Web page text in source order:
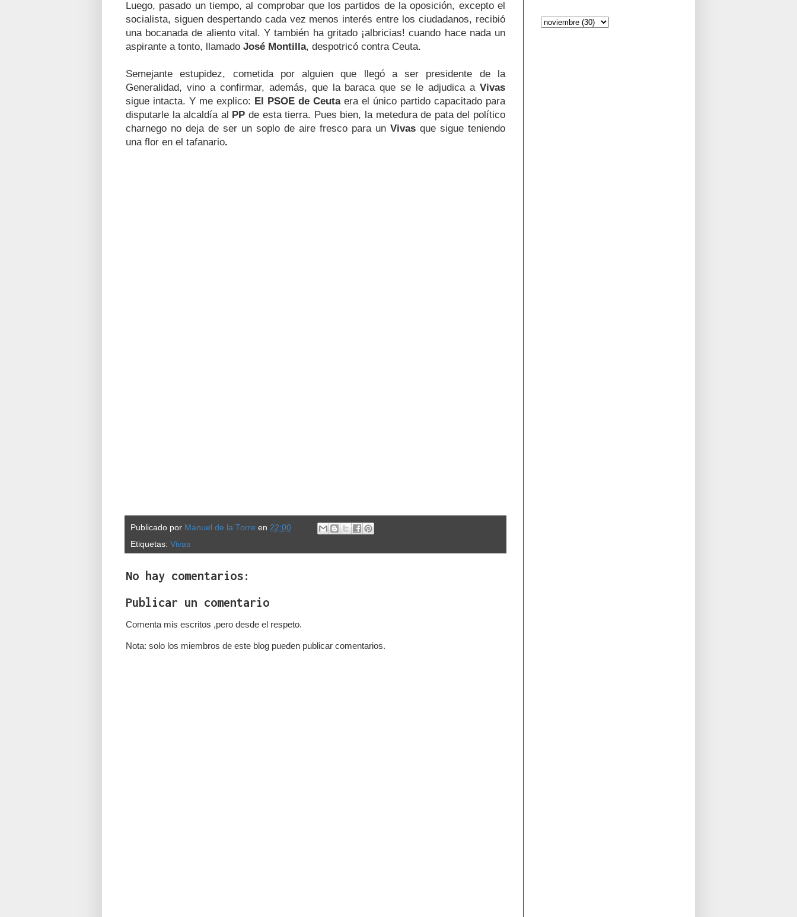
Luego, pasado un tiempo, al comprobar que los partidos de la oposición, excepto el
socialista, siguen despertando cada vez menos interés entre los ciudadanos, recibió
una bocanada de aliento vital. Y también ha gritado ¡albricias! cuando hace nada un
aspirante a tonto, llamado José Montilla, despotricó contra Ceuta.
Semejante estupidez, cometida por alguien que llegó a ser presidente de la
Generalidad, vino a confirmar, además, que la baraca que se le adjudica a Vivas
sigue intacta. Y me explico: El PSOE de Ceutaera el único partido capacitado para
disputarle la alcaldía al PP de esta tierra. Pues bien, la metedura de pata del político
charnego no deja de ser un soplo de aire fresco para un Vivas que sigue teniendo
una flor en el tafanario.
Publicado por Manuel de la Torre en 22:00
Etiquetas: Vivas
No hay comentarios:
Publicar un comentario
Comenta mis escritos ,pero desde el respeto.
Nota: solo los miembros de este blog pueden publicar comentarios.